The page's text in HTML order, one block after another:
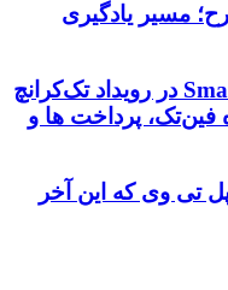
مسیر یادگیری
رونمایی از استیج Smart Money در رویداد تک‌کرانچ
آینده فین‌تک، پرداخت‌ ها و
تی وی که این آخر